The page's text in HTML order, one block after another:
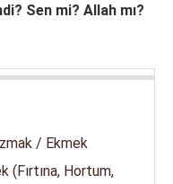
Sen mi? Allah mı?
/ Ekmek
(Fırtına, Hortum,